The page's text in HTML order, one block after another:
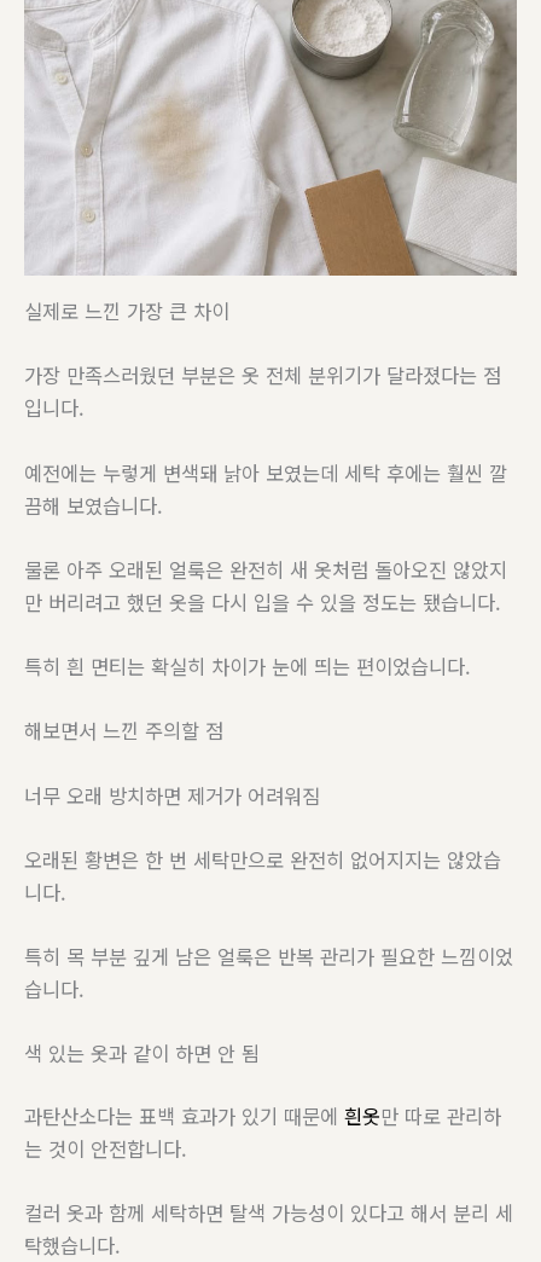
실제로 느낀 가장 큰 차이
가장 만족스러웠던 부분은 옷 전체 분위기가 달라졌다는 점
입니다.
예전에는 누렇게 변색돼 낡아 보였는데 세탁 후에는 훨씬 깔
끔해 보였습니다.
물론 아주 오래된 얼룩은 완전히 새 옷처럼 돌아오진 않았지
만 버리려고 했던 옷을 다시 입을 수 있을 정도는 됐습니다.
특히 흰 면티는 확실히 차이가 눈에 띄는 편이었습니다.
해보면서 느낀 주의할 점
너무 오래 방치하면 제거가 어려워짐
오래된 황변은 한 번 세탁만으로 완전히 없어지지는 않았습
니다.
특히 목 부분 깊게 남은 얼룩은 반복 관리가 필요한 느낌이었
습니다.
색 있는 옷과 같이 하면 안 됨
과탄산소다는 표백 효과가 있기 때문에 흰옷만 따로 관리하
는 것이 안전합니다.
컬러 옷과 함께 세탁하면 탈색 가능성이 있다고 해서 분리 세
탁했습니다.